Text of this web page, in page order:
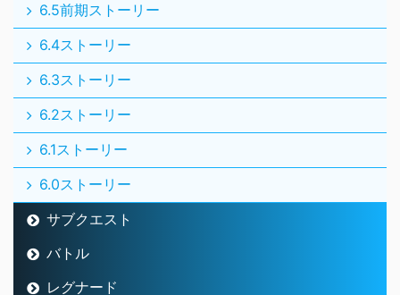
6.5前期ストーリー
6.4ストーリー
6.3ストーリー
6.2ストーリー
6.1ストーリー
6.0ストーリー
サブクエスト
バトル
レグナード